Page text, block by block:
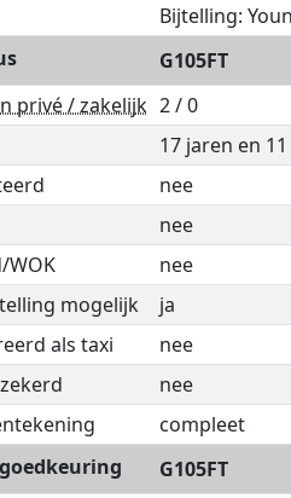
Bijtelling:
G105FT
privé / zakelijk 2 / 0
17 jaren en
nee
nee
WOK
nee
mogelijk
ja
als taxi
nee
nee
compleet
G105FT